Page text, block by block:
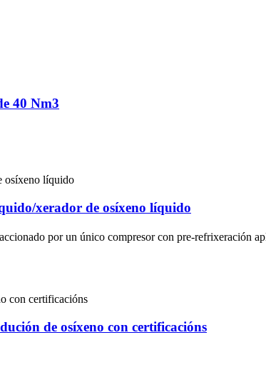
40 Nm3
xerador de osíxeno líquido
por un único compresor con pre-refrixeración
de osíxeno con certificacións